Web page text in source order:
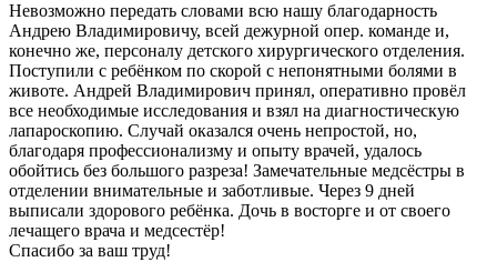
Невозможно передать словами всю нашу благодарность
Андрею Владимировичу, всей дежурной опер. команде и,
конечно же, персоналу детского хирургического отделения.
Поступили с ребёнком по скорой с непонятными болями в
животе. Андрей Владимирович принял, оперативно провёл
все необходимые исследования и взял на диагностическую
лапароскопию. Случай оказался очень непростой, но,
благодаря профессионализму и опыту врачей, удалось
обойтись без большого разреза! Замечательные медсёстры в
отделении внимательные и заботливые. Через 9 дней
выписали здорового ребёнка. Дочь в восторге и от своего
лечащего врача и медсестёр!
Спасибо за ваш труд!